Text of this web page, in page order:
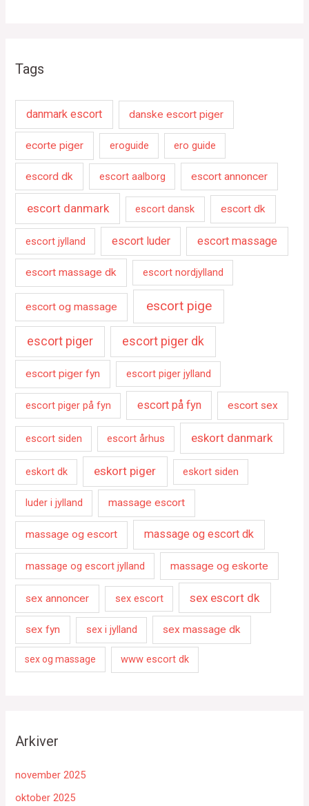
Tags
danmark escort danske escort piger
ecorte piger eroguide ero guide
escord dk escort aalborg escort annoncer
escort danmark escort dansk escort dk
escort jylland escort luder escort massage
escort massage dk escort nordjylland
escort og massage escort pige
escort piger escort piger dk
escort piger fyn escort piger jylland
escort piger på fyn escort på fyn escort sex
escort siden escort århus eskort danmark
eskort dk eskort piger eskort siden
luder i jylland massage escort
massage og escort massage og escort dk
massage og escort jylland massage og eskorte
sex annoncer sex escort sex escort dk
sex fyn sex i jylland sex massage dk
sex og massage www escort dk
Arkiver
november 2025
oktober 2025